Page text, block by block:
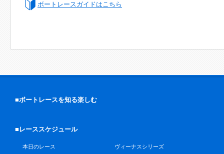
ボートレースガイドはこちら
■ボートレースを知る楽しむ
■レーススケジュール
本日のレース
ヴィーナスシリーズ